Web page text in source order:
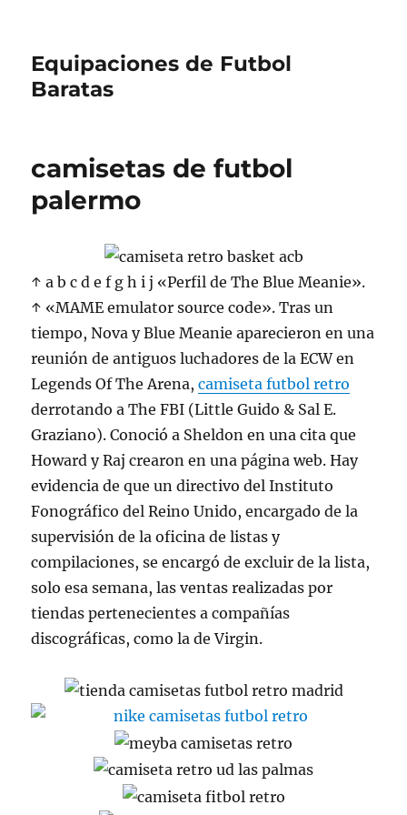
Equipaciones de Futbol
Baratas
camisetas de futbol
palermo
↑ a b c d e f g h i j «Perfil de The Blue Meanie».
↑ «MAME emulator source code». Tras un
tiempo, Nova y Blue Meanie aparecieron en una
reunión de antiguos luchadores de la ECW en
Legends Of The Arena,camiseta futbol retro
derrotando a The FBI (Little Guido & Sal E.
Graziano). Conoció a Sheldon en una cita que
Howard y Raj crearon en una página web. Hay
evidencia de que un directivo del Instituto
Fonográfico del Reino Unido, encargado de la
supervisión de la oficina de listas y
compilaciones, se encargó de excluir de la lista,
solo esa semana, las ventas realizadas por
tiendas pertenecientes a compañías
discográficas, como la de Virgin.